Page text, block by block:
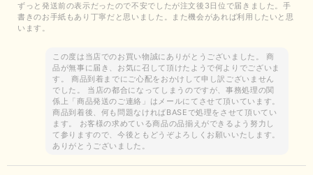
ずっと発送前の表示だったので不安でしたが注文後3日位で届きました。手
書きのお手紙もあり丁寧だと思いました。また機会があれば利用したいと思
います。
この度は当店でのお買い物誠にありがとうございました。 商
品が無事に届き、お気に召して頂けたようで何よりでございま
す。 商品到着までにご心配をおかけして申し訳ございません
でした。 当店の都合になってしまうのですが、事務処理の関
係上「商品発送のご連絡」はメールにてさせて頂いています。
商品到着後、何も問題なければBASEで処理をさせて頂いてい
ます。 お客様の求めている商品の品揃えができるよう努力し
て参りますので、今後ともどうぞよろしくお願いいたします。
ありがとうございました。